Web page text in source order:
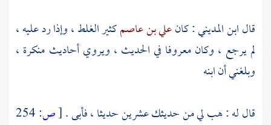
قالابن المديني: كانعلي بن عاصمكثير الغلط ، وإذا رد عليه ،
لم يرجع ، وكان معروفا في الحديث ، ويروي أحاديث منكرة ،
وبلغني أن ابنه
قال له : هب لي من حديثك عشرين حديثا ، فأبى .[ص:254